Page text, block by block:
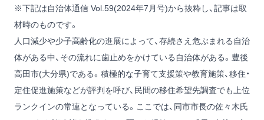
※下記は自治体通信 Vol.59(2024年7月号)から抜粋し、記事は取
材時のものです。
人口減少や少子高齢化の進展によって、存続さえ危ぶまれる自治
体がある中、その流れに歯止めをかけている自治体がある。豊後
高田市(大分県)である。積極的な子育て支援策や教育施策、移住・
定住促進施策などが評判を呼び、民間の移住希望先調査でも上位
ランクインの常連となっている。ここでは、同市市長の佐々木氏